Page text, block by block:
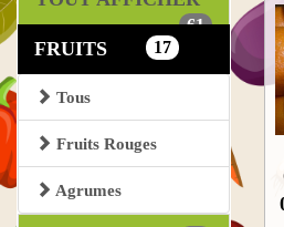
61
FRUITS 17
Tous
Fruits Rouges
Agrumes